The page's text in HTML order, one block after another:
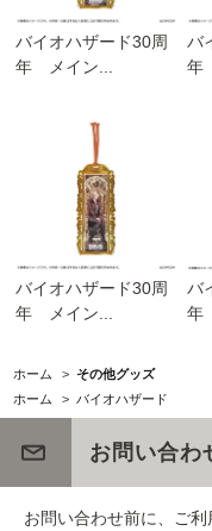
バイオハザード30周
年 メイン...
バ
年
バイオハザード30周
年 メイン...
バ
年
ホーム > その他グッズ
ホーム
> バイオハザード
お問い合わ
お問い合わせ前に、ご